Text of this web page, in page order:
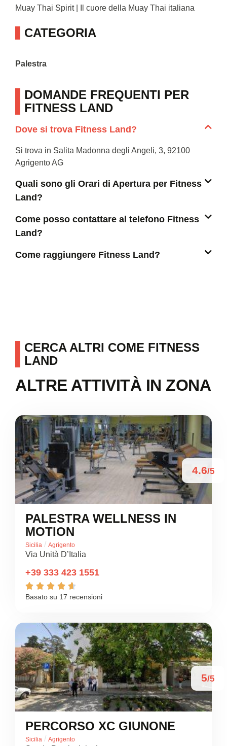
Muay Thai Spirit | Il cuore della Muay Thai italiana
CATEGORIA
Palestra
DOMANDE FREQUENTI PER
FITNESS LAND
Dove si trova Fitness Land?
Si trova in Salita Madonna degli Angeli, 3, 92100
Agrigento AG
Quali sono gli Orari di Apertura per Fitness
Land?
Come posso contattare al telefono Fitness
Land?
Come raggiungere Fitness Land?
CERCA ALTRI COME FITNESS
LAND
ALTRE ATTIVITÀ IN ZONA
4.6/5
PALESTRA WELLNESS IN
MOTION
Sicilia / Agrigento
Via Unità D’Italia
+39 333 423 1551
    
Basato su 17 recensioni
5/5
PERCORSO XC GIUNONE
Sicilia / Agrigento